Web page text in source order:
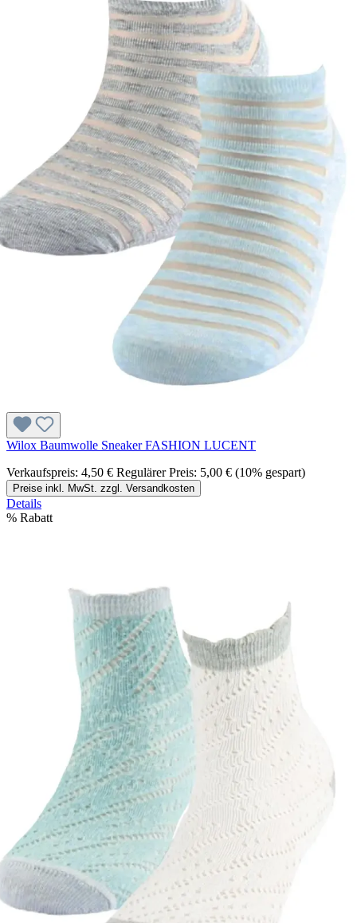
Wilox Baumwolle Sneaker FASHION LUCENT
Verkaufspreis: 4,50 € Regulärer Preis: 5,00 € (10% gespart)
Preise inkl. MwSt. zzgl. Versandkosten
Details
% Rabatt